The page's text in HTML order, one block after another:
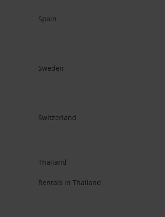
Spain
Sweden
Switzerland
Thailand
Rentals in Thailand